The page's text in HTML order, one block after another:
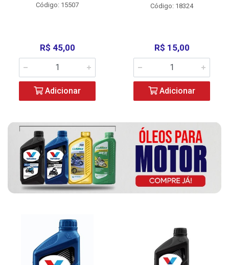
Código: 15507
R$ 45,00
Adicionar
Código: 18324
R$ 15,00
Adicionar